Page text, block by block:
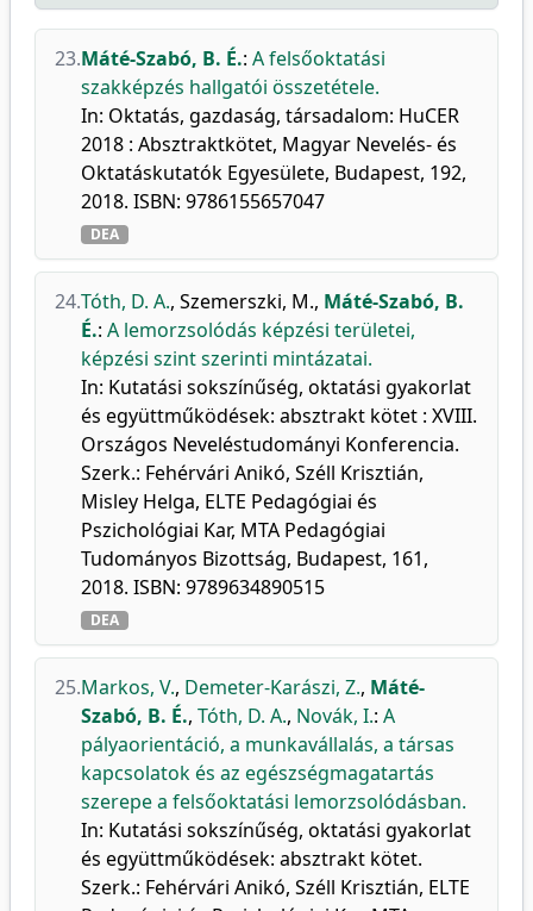
23.Máté-Szabó, B. É.: A felsőoktatási
szakképzés hallgatói összetétele.
In: Oktatás, gazdaság, társadalom: HuCER
2018 : Absztraktkötet, Magyar Nevelés- és
Oktatáskutatók Egyesülete, Budapest, 192,
2018. ISBN: 9786155657047
DEA
24.Tóth, D. A., Szemerszki, M., Máté-Szabó, B.
É.: A lemorzsolódás képzési területei,
képzési szint szerinti mintázatai.
In: Kutatási sokszínűség, oktatási gyakorlat
és együttműködések: absztrakt kötet : XVIII.
Országos Neveléstudományi Konferencia.
Szerk.: Fehérvári Anikó, Széll Krisztián,
Misley Helga, ELTE Pedagógiai és
Pszichológiai Kar, MTA Pedagógiai
Tudományos Bizottság, Budapest, 161,
2018. ISBN: 9789634890515
DEA
25.Markos, V., Demeter-Karászi, Z., Máté-
Szabó, B. É., Tóth, D. A., Novák, I.: A
pályaorientáció, a munkavállalás, a társas
kapcsolatok és az egészségmagatartás
szerepe a felsőoktatási lemorzsolódásban.
In: Kutatási sokszínűség, oktatási gyakorlat
és együttműködések: absztrakt kötet.
Szerk.: Fehérvári Anikó, Széll Krisztián, ELTE